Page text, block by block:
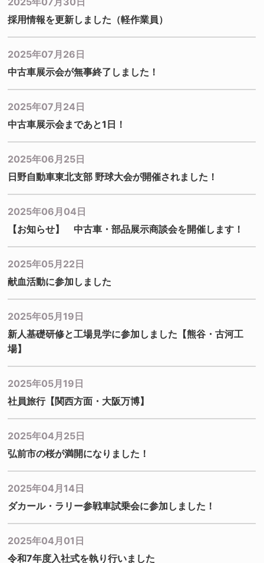
採用情報を更新しました（軽作業員）
2025年07月26日
中古車展示会が無事終了しました！
2025年07月24日
中古車展示会まであと1日！
2025年06月25日
日野自動車東北支部 野球大会が開催されました！
2025年06月04日
【お知らせ】 中古車・部品展示商談会を開催します！
2025年05月22日
献血活動に参加しました
2025年05月19日
新人基礎研修と工場見学に参加しました【熊谷・古河工
場】
2025年05月19日
社員旅行【関西方面・大阪万博】
2025年04月25日
弘前市の桜が満開になりました！
2025年04月14日
ダカール・ラリー参戦車試乗会に参加しました！
2025年04月01日
令和7年度入社式を執り行いました